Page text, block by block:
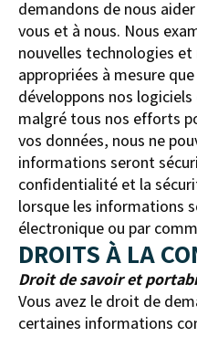
demandons de nous
vous et à nous. Nous
nouvelles technologies
appropriées à mesure
développons nos
malgré tous nos efforts
vos données, nous ne
informations seront
confidentialité et la
lorsque les informations
électronique ou par
DROITS À LA
Droit de savoir et
Vous avez le droit de
certaines informations